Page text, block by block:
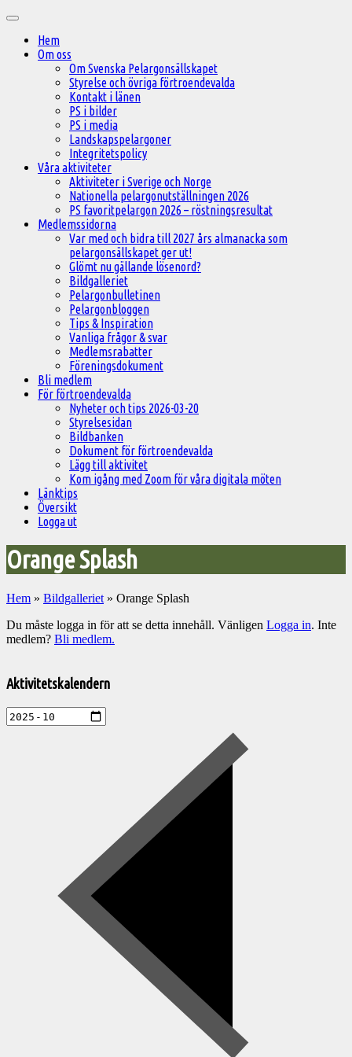
innehåll
Huvudmeny
Hem
Om oss
Om Svenska Pelargonsällskapet
Styrelse och övriga förtroendevalda
Kontakt i länen
PS i bilder
PS i media
Landskapspelargoner
Integritetspolicy
Våra aktiviteter
Aktiviteter i Sverige och Norge
Nationella pelargonutställningen 2026
PS favoritpelargon 2026 – röstningsresultat
Medlemssidorna
Var med och bidra till 2027 års almanacka som
pelargonsällskapet ger ut!
Glömt nu gällande lösenord?
Bildgalleriet
Pelargonbulletinen
Pelargonbloggen
Tips & Inspiration
Vanliga frågor & svar
Medlemsrabatter
Föreningsdokument
Bli medlem
För förtroendevalda
Nyheter och tips 2026-03-20
Styrelsesidan
Bildbanken
Dokument för förtroendevalda
Lägg till aktivitet
Kom igång med Zoom för våra digitala möten
Länktips
Översikt
Logga ut
Orange Splash
Hem » Bildgalleriet » Orange Splash
Du måste logga in för att se detta innehåll. Vänligen Logga in. Inte
medlem? Bli medlem.
till
aktiviteter
Aktivitetskalendern